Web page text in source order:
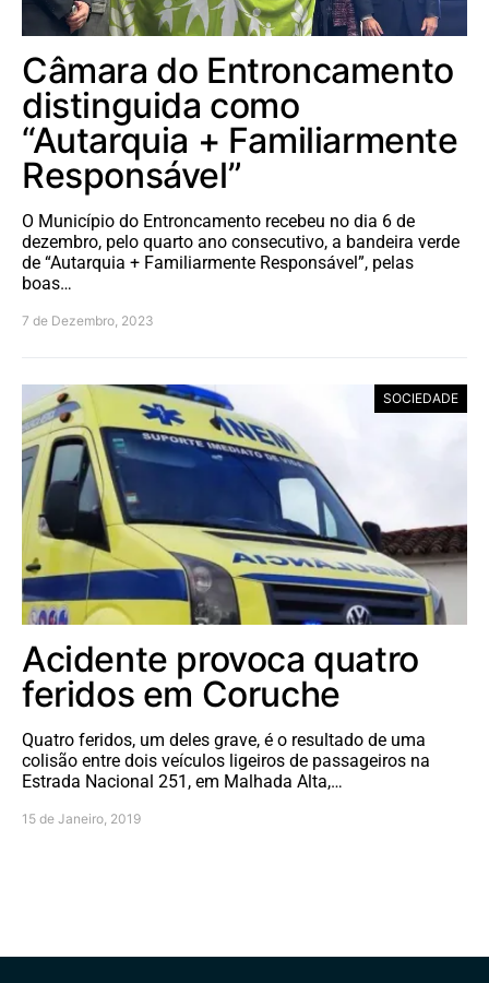
Câmara do Entroncamento
distinguida como
“Autarquia + Familiarmente
Responsável”
O Município do Entroncamento recebeu no dia 6 de
dezembro, pelo quarto ano consecutivo, a bandeira verde
de “Autarquia + Familiarmente Responsável”, pelas
boas…
7 de Dezembro, 2023
SOCIEDADE
Acidente provoca quatro
feridos em Coruche
Quatro feridos, um deles grave, é o resultado de uma
colisão entre dois veículos ligeiros de passageiros na
Estrada Nacional 251, em Malhada Alta,…
15 de Janeiro, 2019